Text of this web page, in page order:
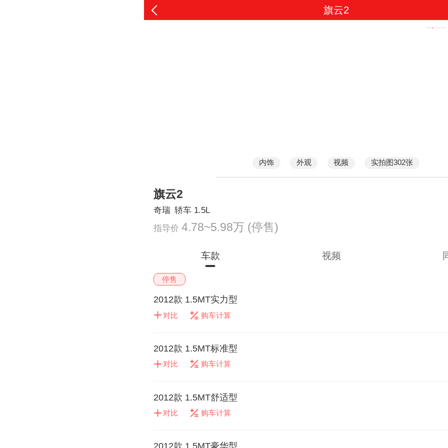
旗云2
内饰 外观 视频 实拍图302张
旗云2
奇瑞 轿车 1.5L
指导价 4.78~5.98万 (停售)
车款 视频
停售
2012款 1.5MT实力型
对比 购车计算
2012款 1.5MT标准型
对比 购车计算
2012款 1.5MT舒适型
对比 购车计算